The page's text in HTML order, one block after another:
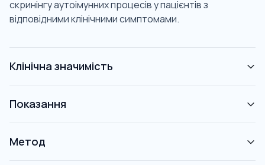
скринінгу аутоімунних процесів у пацієнтів з
відповідними клінічними симптомами.
Клінічна значимість
Показання
Метод